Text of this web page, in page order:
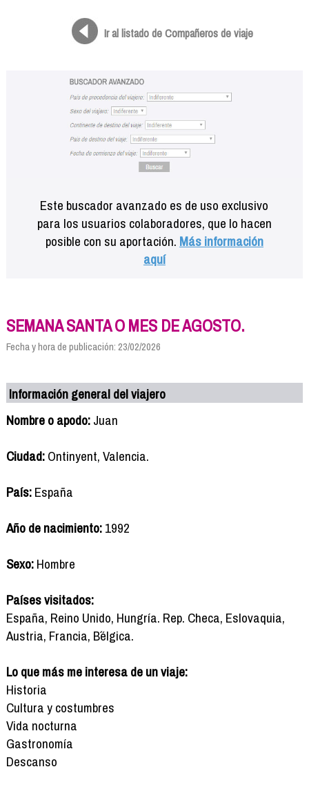
Ir al listado de Compañeros de viaje
Este buscador avanzado es de uso exclusivo
para los usuarios colaboradores, que lo hacen
posible con su aportación. Más información
aquí
SEMANA SANTA O MES DE AGOSTO.
Fecha y hora de publicación: 23/02/2026
Información general del viajero
Nombre o apodo:Juan
Ciudad:Ontinyent, Valencia.
País:España
Año de nacimiento:1992
Sexo:Hombre
Países visitados:
España, Reino Unido, Hungría. Rep. Checa, Eslovaquia,
Austria, Francia, B´élgica.
Lo que más me interesa de un viaje:
Historia
Cultura y costumbres
Vida nocturna
Gastronomía
Descanso